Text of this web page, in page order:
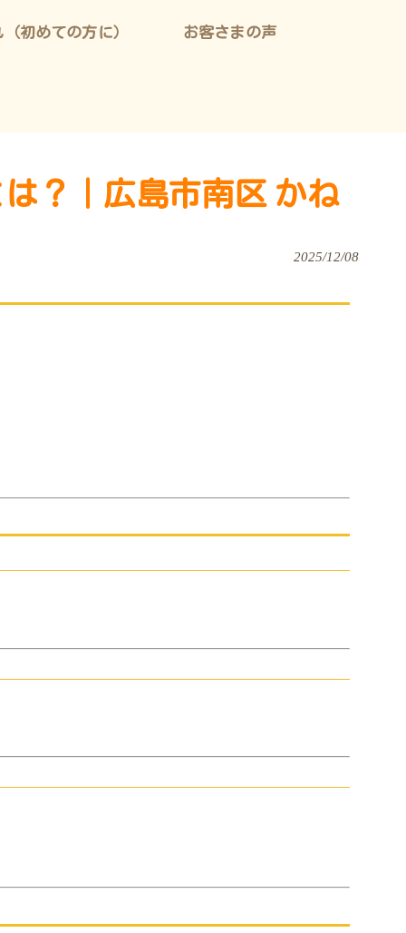
初めての方に） お客さまの声
？｜広島市南区 かね
2025/12/08